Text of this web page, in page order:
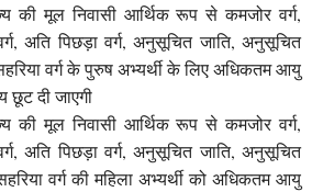
की मूल निवासी आर्थिक रूप से कमजोर वर्ग,
अति पिछड़ा वर्ग, अनुसूचित जाति, अनुसूचित
वर्ग के पुरुष अभ्यर्थी के लिए अधिकतम आयु
छूट दी जाएगी
की मूल निवासी आर्थिक रूप से कमजोर वर्ग,
अति पिछड़ा वर्ग, अनुसूचित जाति, अनुसूचित
वर्ग की महिला अभ्यर्थी को अधिकतम आयु